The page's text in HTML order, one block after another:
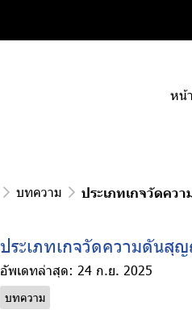
หน้
บทความ ประเภทเกจวัดคว
ประเภทเกจวัดความดันสุ
อัพเดทล่าสุด: 24 ก.ย. 2025
บทความ